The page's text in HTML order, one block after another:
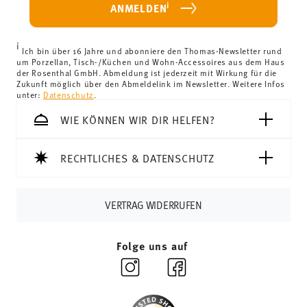
Länder können Sie die Lieferkostenhier einsehen
Vereinigtes Königreich:Für Lieferungen ins Vereinigte
Königreich liegt der Mindestbestellwert bei £135, die
Lieferung erfolgt versandkostenfrei.
Schweiz:Lieferungen in die Schweiz sind ab 69,90 CHF
versandkostenfrei. Unter einem Bestellwert von 69,90
CHF liegen die Versandkosten bei 36,90 CHF.
sobald Ihr Paket auf die Reise geht.
Lieferzeit innerhalb Deutschlands:3-5 Werktage für
hier einsehen.
ANMELDENi
i Ich bin über 16 Jahre und abonniere den Thomas-Newsletter rund
um Porzellan, Tisch-/Küchen und Wohn-Accessoires aus dem Haus
der Rosenthal GmbH. Abmeldung ist jederzeit mit Wirkung für die
Zukunft möglich über den Abmeldelink im Newsletter. Weitere Infos
unter: Datenschutz
WIE KÖNNEN WIR DIR HELFEN?
RECHTLICHES & DATENSCHUTZ
VERTRAG WIDERRUFEN
Folge uns auf